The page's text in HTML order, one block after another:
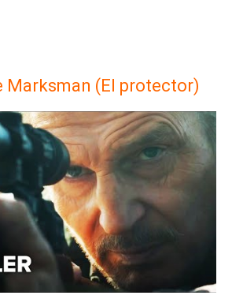
Marksman (El protector)